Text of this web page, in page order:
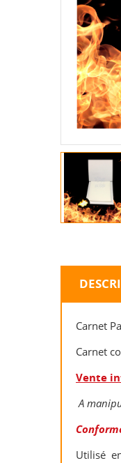
Carnet
Carnet
Vente
A
Utilisé